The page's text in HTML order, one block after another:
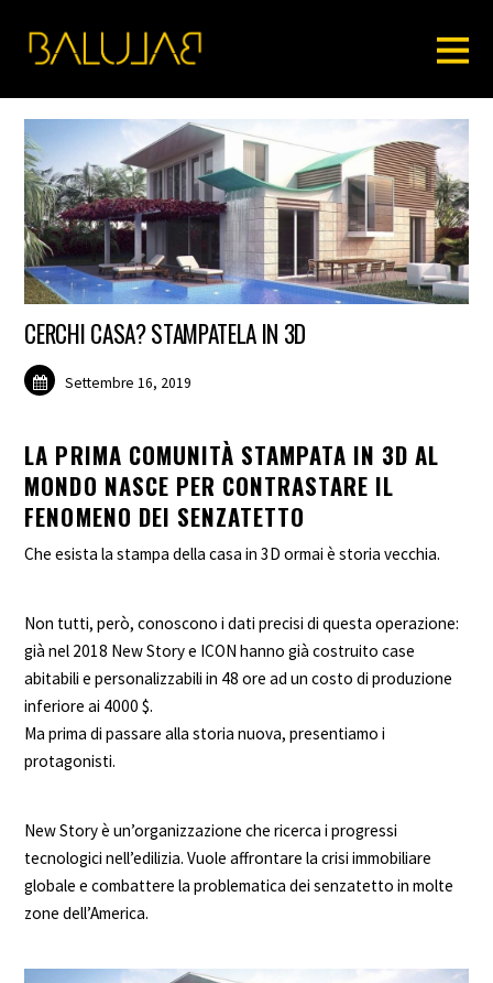
CERCHI CASA? STAMPATELA IN 3D
Settembre 16, 2019
LA PRIMA COMUNITÀ STAMPATA IN 3D AL
MONDO NASCE PER CONTRASTARE IL
FENOMENO DEI SENZATETTO
Che esista la stampa della casa in 3D ormai è storia vecchia.
Non tutti, però, conoscono i dati precisi di questa operazione:
già nel 2018 New Story e ICON hanno già costruito case
abitabili e personalizzabili in 48 ore ad un costo di produzione
inferiore ai 4000 $.
Ma prima di passare alla storia nuova, presentiamo i
protagonisti.
New Story è un’organizzazione che ricerca i progressi
tecnologici nell’edilizia. Vuole affrontare la crisi immobiliare
globale e combattere la problematica dei senzatetto in molte
zone dell’America.